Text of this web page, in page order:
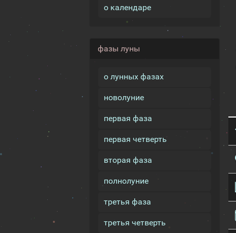
о календаре
фазы луны
о лунных фазах
новолуние
первая фаза
первая четверть
вторая фаза
полнолуние
третья фаза
третья четверть